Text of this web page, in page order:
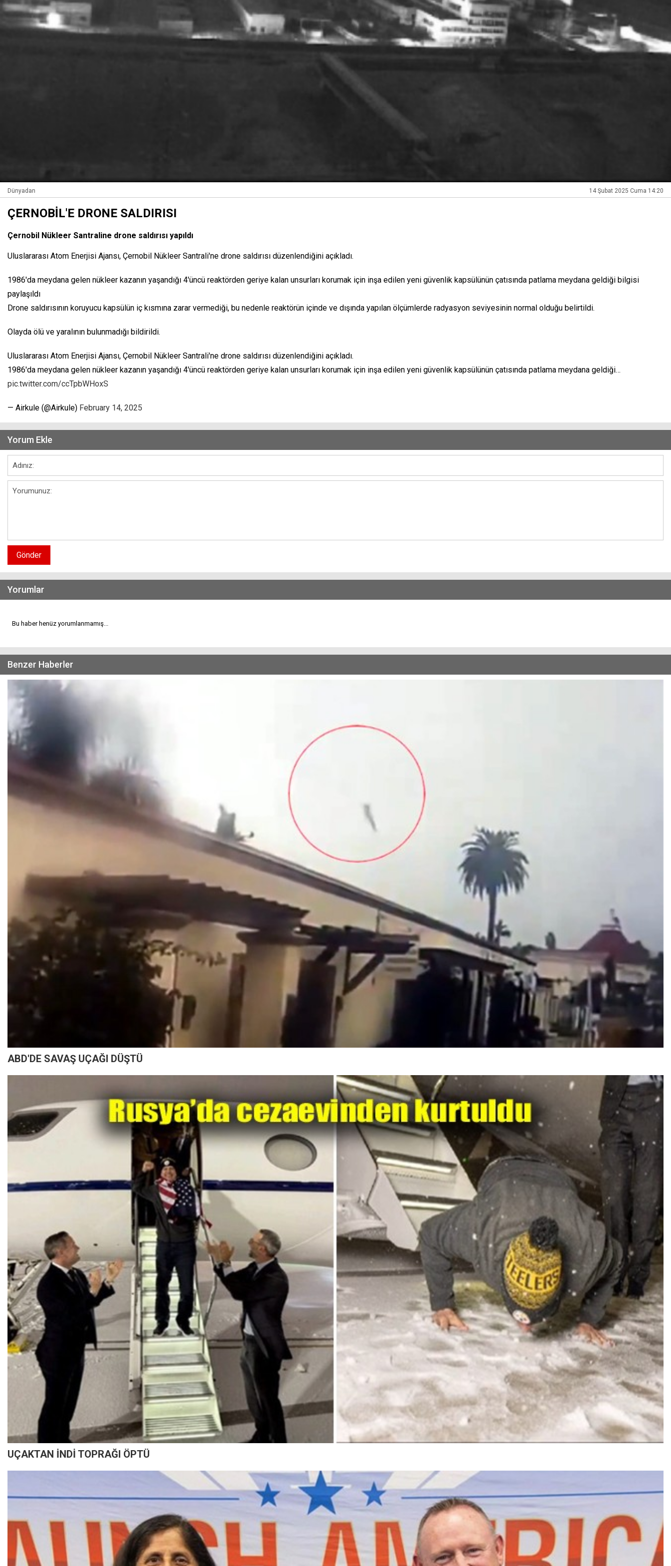
Dünyadan 14 Şubat 2025 Cuma 14:20
ÇERNOBİL'E DRONE SALDIRISI
Çernobil Nükleer Santraline drone saldırısı yapıldı
Uluslararası Atom Enerjisi Ajansı, Çernobil Nükleer Santrali'ne drone saldırısı düzenlendiğini açıkladı.
1986'da meydana gelen nükleer kazanın yaşandığı 4'üncü reaktörden geriye kalan unsurları korumak için inşa edilen yeni güvenlik kapsülünün çatısında patlama meydana geldiği bilgisi
paylaşıldı
Drone saldırısının koruyucu kapsülün iç kısmına zarar vermediği, bu nedenle reaktörün içinde ve dışında yapılan ölçümlerde radyasyon seviyesinin normal olduğu belirtildi.
Olayda ölü ve yaralının bulunmadığı bildirildi.
Uluslararası Atom Enerjisi Ajansı, Çernobil Nükleer Santrali'ne drone saldırısı düzenlendiğini açıkladı.
1986'da meydana gelen nükleer kazanın yaşandığı 4'üncü reaktörden geriye kalan unsurları korumak için inşa edilen yeni güvenlik kapsülünün çatısında patlama meydana geldiği…
pic.twitter.com/ccTpbWHoxS
— Airkule (@Airkule) February 14, 2025
Yorum Ekle
Gönder
Yorumlar
Bu haber henüz yorumlanmamış...
Benzer Haberler
ABD'DE SAVAŞ UÇAĞI DÜŞTÜ
UÇAKTAN İNDİ TOPRAĞI ÖPTÜ